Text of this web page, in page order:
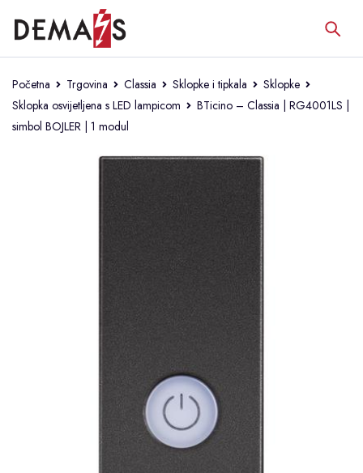
Početna Trgovina Classia Sklopke i tipkala
Sklopke
Sklopka osvijetljena s LED lampicom
BTicino – Classia | RG4001LS |
simbol BOJLER | 1 modul